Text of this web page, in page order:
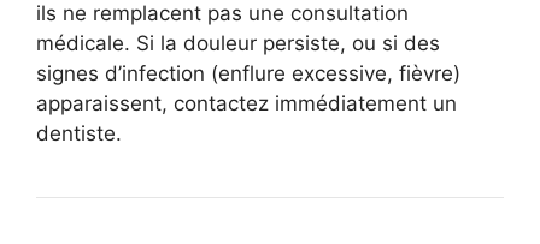
ils ne remplacent pas une consultation
médicale. Si la douleur persiste, ou si des
signes d’infection (enflure excessive, fièvre)
apparaissent, contactez immédiatement un
dentiste.